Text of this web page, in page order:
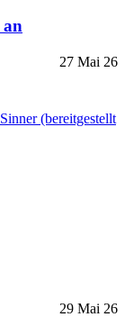
27 Mai 26
29 Mai 26